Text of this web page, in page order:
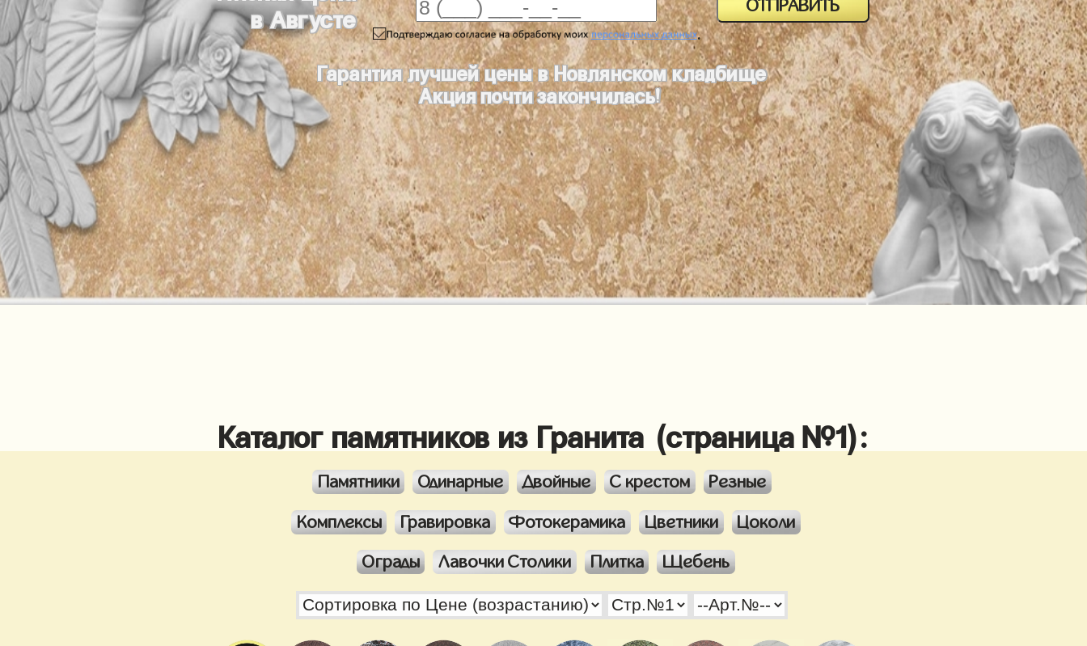
в Августе
.
Гарантия лучшей цены в Новлянском кладбище
Акция почти закончилась!
Каталог памятников из Гранита (страница №1):
Памятники Одинарные Двойные С крестом Резные
Комплексы Гравировка Фотокерамика Цветники Цоколи
Ограды Лавочки Столики Плитка Щебень